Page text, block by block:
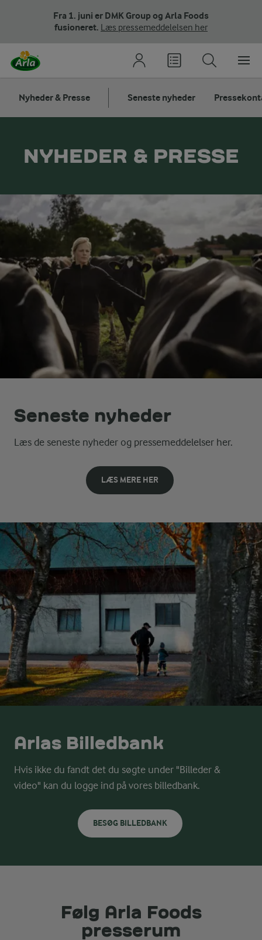
Fra 1. juni er DMK Group og Arla Foods
fusioneret. Læs pressemeddelelsen her
Nyheder & Presse Seneste nyheder
NYHEDER & PRESSE
Seneste nyheder
Læs de seneste nyheder og pressemeddelelser her.
LÆS MERE HER
Arlas Billedbank
Hvis ikke du fandt det du søgte under "Billeder &
video" kan du logge ind på vores billedbank.
BESØG BILLEDBANK
Følg Arla Foods
presserum